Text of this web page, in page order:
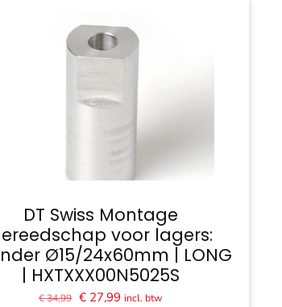
DT Swiss Montage
voor lagers:
Ø15/24x60mm | LONG
| HXTXXX00N5025S
€34,99 Oorspronkelijke
€ 27,99 Huidige
incl. btw